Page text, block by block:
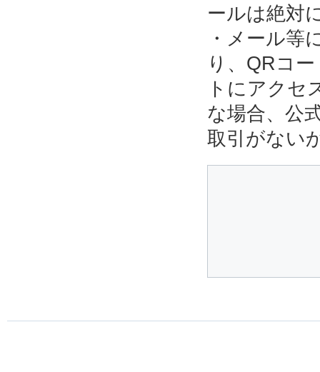
ールは絶対
・メール等
り、QRコ
トにアクセ
な場合、公
取引がない